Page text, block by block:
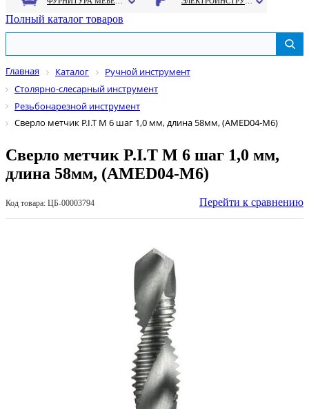
Полный каталог товаров
Главная Каталог
Ручной инструмент
Столярно-слесарный инструмент
Резьбонарезной инструмент
Сверло метчик P.I.T М 6 шаг 1,0 мм, длина 58мм, (AMED04-M6)
Сверло метчик P.I.T М 6 шаг 1,0 мм,
длина 58мм, (AMED04-M6)
Код товара: ЦБ-00003794 Перейти к сравнению